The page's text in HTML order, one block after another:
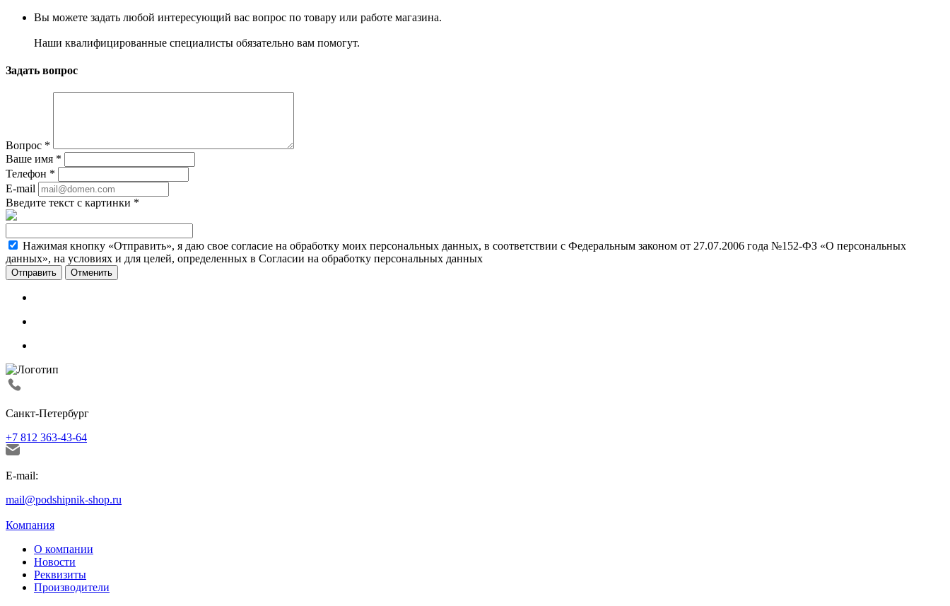
Вы можете задать любой интересующий вас вопрос по товару или работе магазина.
Наши квалифицированные специалисты обязательно вам помогут.
Задать вопрос
Вопрос *
Ваше имя *
Телефон *
E-mail
Введите текст с картинки *
Нажимая кнопку «Отправить», я даю свое согласие на обработку моих персональных данных, в соответствии с Федеральным законом от 27.07.2006 года №152-ФЗ «О персональных
данных», на условиях и для целей, определенных в Согласии на обработку персональных данных
Отменить
Санкт-Петербург
+7 812 363-43-64
E-mail:
mail@podshipnik-shop.ru
Компания
О компании
Новости
Реквизиты
Производители